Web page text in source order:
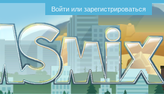
Войти или зарегистрироваться